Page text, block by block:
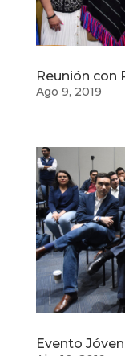
Reunión con
Ago 9, 2019
Evento